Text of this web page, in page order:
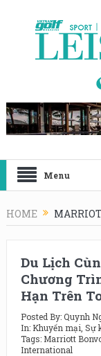
Menu
HOME
Du Lịch
Chương
Hạn Trên
Posted By:Quynh
In: Khuyến mại Sự
Tags: Marriott
International